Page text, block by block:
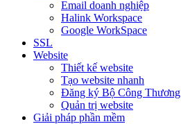
Email doanh nghiệp
Halink Workspace
Google WorkSpace
SSL
Website
Thiết kế website
Tạo website nhanh
Đăng ký Bộ Công Thương
Quản trị website
Giải pháp phần mềm